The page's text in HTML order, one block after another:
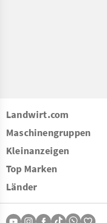
Landwirt.com
Maschinengruppen
Kleinanzeigen
Top Marken
Länder